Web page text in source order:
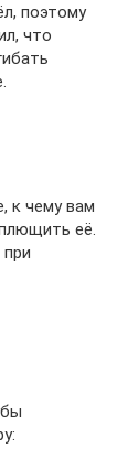
поэтому
что
к чему вам
её.